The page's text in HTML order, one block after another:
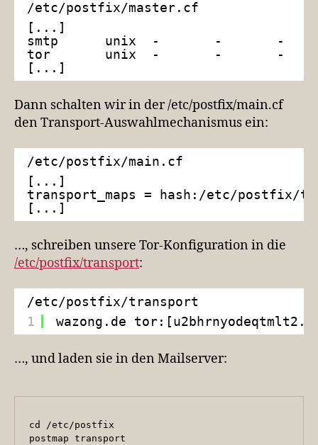
/etc/postfix/master.cf
[...]
smtp      unix  -       -       -
tor       unix  -       -       -
[...]
Dann schalten wir in der /etc/postfix/main.cf
den Transport-Auswahlmechanismus ein:
/etc/postfix/main.cf
[...]
transport_maps = hash:/etc/postfix/
[...]
…, schreiben unsere Tor-Konfiguration in die
/etc/postfix/transport:
/etc/postfix/transport
1
wazong.de
…, und laden sie in den Mailserver:
cd /etc/postfix
postmap transport